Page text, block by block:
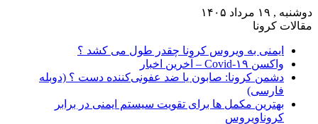
دوشنبه , ۱۹ مرداد ۱۴۰۵
مقالات کرونا
ایمنی به ویروس کرونا چقدر طول می کشد ؟
واکسن Covid-۱۹ – آخرین اخبار
دشمن کرونا: صابون یا ضد عفونی‌کننده دست ؟ (دوبله
فارسی)
بهترین مکمل ها برای تقویت سیستم ایمنی در برابر
کروناویروس